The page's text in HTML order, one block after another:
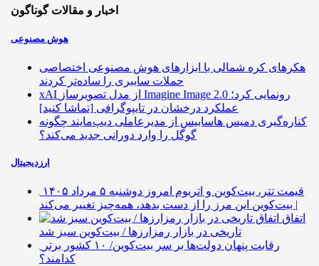
اخبار و مقالات گوناگون
هوش مصنوعی
هکرهای کره شمالی با ابزارهای هوش مصنوعی اختصاصی
حملات سایبری را ساده‌تر کردند
xAI از مدل تصویرساز Imagine Image 2.0 رونمایی کرد؛
عملکرد درخشان در تایپوگرافی [تماشا کنید]
کناره‌گیری دمیس هاسابیس از مدیرعاملی دیپ‌مایند چگونه
گوگل را وارد دورانی جدید می‌کند؟
ارزدیجیتال
قیمت تتر، بیت‌کوین و اتریوم امروز دوشنبه ۵ مرداد ۱۴۰۵
| بیت‌کوین این مرز را از دست بدهد، همه‌چیز تغییر می‌کند
اتفاق
تاریخی در بازار رمزارزها / بیت‌کوین سبز شد
رقابت پنهان دولت‌ها بر سر بیت‌کوین/ ۱۰ کشور برتر
کدامند؟